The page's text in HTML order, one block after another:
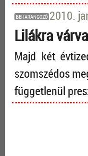
BEHARANGOZÓ 2010.
Lilákra várva
Majd két
szomszédos
függetlenül